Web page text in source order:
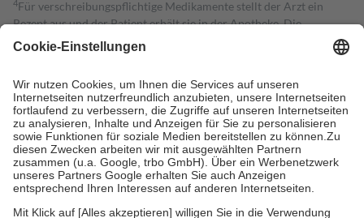
4Für verschreibungspflichtige Medikamente stellt der Arzt ein
Rezept aus und der Patient erhält sie in der Apotheke. Die
gesetzliche Krankenversicherung übernimmt in der Regel die
Kosten dafür, der Versicherte trägt einen Teil davon als Zuzahlung
Grundsätzlich leisten Mitglieder Zuzahlungen in Höhe von zehn
Prozent des Abgabepreises,mindestens jedochfünf Euround
höchstens zehn Euro.Es sind jedoch nie mehr als die tatsächlichen
Kosten der Leistung zu entrichten.
Diese Regeln gelten grundsätzlich auch für Online-Apotheken.
Bei Heilmitteln und häuslicher Krankenpflege beträgt die
Zuzahlung zehn Prozent der Kosten sowie zehn Euro je
Verordnung.